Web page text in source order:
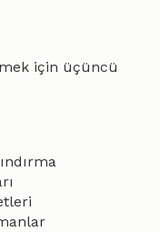
için üçüncü